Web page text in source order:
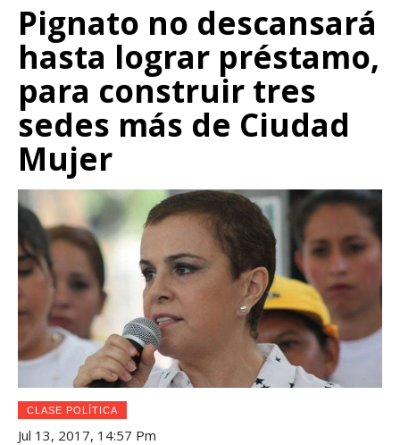
Pignato no descansará
hasta lograr préstamo,
para construir tres
sedes más de Ciudad
Mujer
CLASE POLÍTICA
Jul 13, 2017, 14:57 Pm